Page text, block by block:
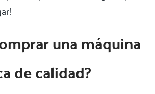
una máquina
de calidad?